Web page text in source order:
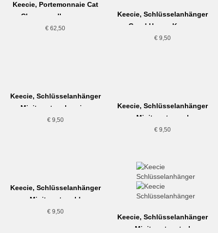
Keecie, Portemonnaie Cat
Chase small, cognac
€ 62,50
Keecie, Schlüsselanhänger
Good House Keeper,
dunkelbraun
€ 9,50
Keecie, Schlüsselanhänger
Minitweet, aubergine
€9,50
Keecie, Schlüsselanhänger
Minitweet, coral
€ 9,50
Keecie, Schlüsselanhänger
Minitweet, gold
€9,50
Keecie, Schlüsselanhänger
Minitweet, petrol